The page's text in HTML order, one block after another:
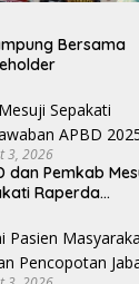
Bersama
3, 2026
dan Pemkab
Raperda
2025